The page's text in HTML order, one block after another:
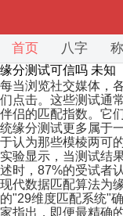
首页 八字
缘分测试可信吗 未知
每当浏览社交媒体，
们点击。这些测试通
伴侣的匹配指数。它
统缘分测试更多属于
于认为那些模棱两可
实验显示，当测试结
述时，87%的受试者
现代数据匹配算法为
的"29维度匹配系统"
家指出，即便最精确